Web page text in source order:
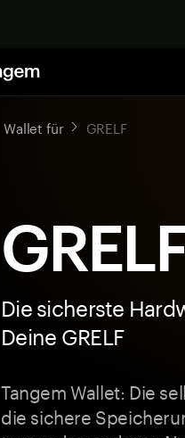
Wallet für GRELF
Die sicherste
Deine GRELF
Tangem Wallet: Die
die sichere